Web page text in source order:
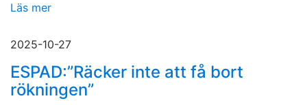
Läs mer
2025-10-27
ESPAD:”Räcker inte att få bort
rökningen”